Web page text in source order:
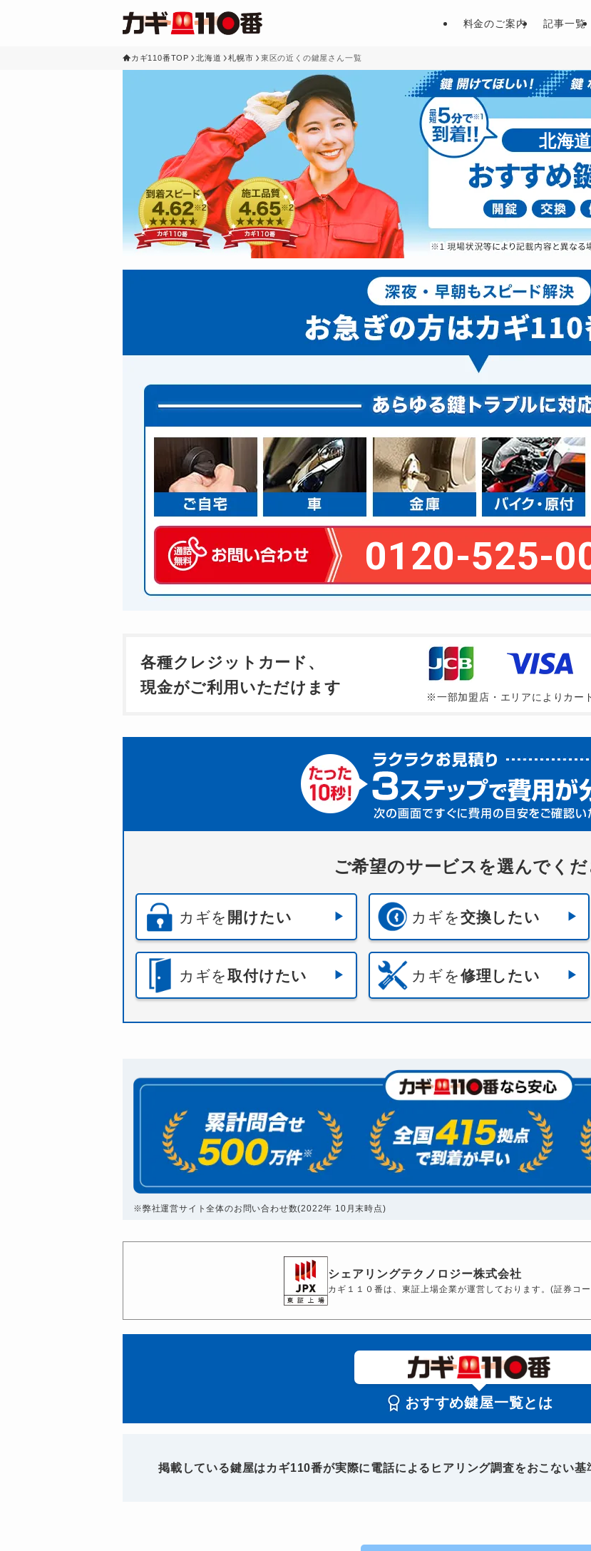
料金のご案内 記事一覧
カギ110番TOP 北海道 札幌市 東区の近くの鍵屋さん一覧
北海
0120-525-
各種クレジットカード、
現金がご利用いただけます
※一部加盟店・エリアによりカー
ご希望のサービスを選んでく
カギを 開けたい カギを交換したい
カギを取付けたい カギを修理したい
※弊社運営サイト全体のお問い合わせ数(2022年 10月末時点)
シェアリングテクノロジー株式会社
カギ１１０番は、東証上場企業が運営しております。(証券コ
おすすめ鍵屋一覧とは
掲載している鍵屋はカギ110番が実際に電話によるヒアリング調査をおこない基